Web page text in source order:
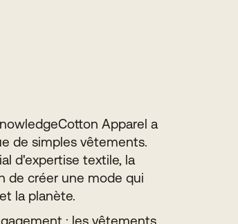
Apparel a
de simples vêtements.
d'expertise textile, la
de créer une mode qui
la planète.
: les vêtements